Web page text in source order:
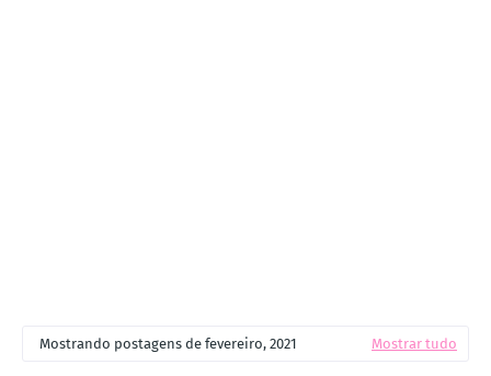
Mostrando postagens de fevereiro, 2021 Mostrar tudo